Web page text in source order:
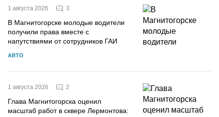
1 августа 2026 3
В Магнитогорске молодые водители
получили права вместе с
напутствиями от сотрудников ГАИ
АВТО
1 августа 2026 2
Глава Магнитогорска оценил
масштаб работ в сквере Лермонтова: